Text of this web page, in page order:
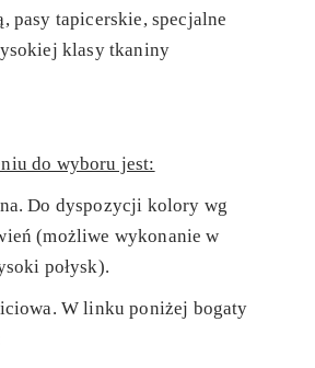
pasy tapicerskie, specjalne
klasy tkaniny
do wyboru jest:
Do dyspozycji kolory wg
(możliwe wykonanie w
połysk).
W linku poniżej bogaty